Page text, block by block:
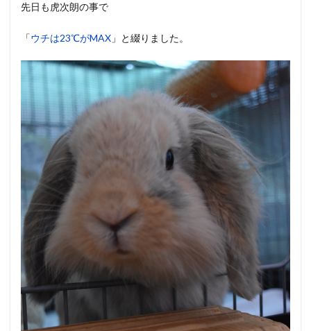
先日も虎次朗の事で
「ウチは23℃がMAX 」と綴りました。